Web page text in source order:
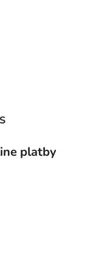
platby